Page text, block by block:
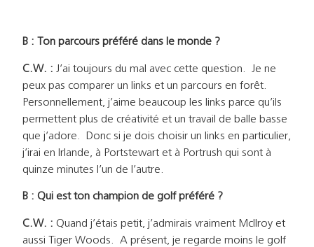
B : Ton parcours préféré dans le monde ?
C.W. : J’ai toujours du mal avec cette question. Je ne
peux pas comparer un links et un parcours en forêt.
Personnellement, j’aime beaucoup les links parce qu’ils
permettent plus de créativité et un travail de balle basse
que j’adore. Donc si je dois choisir un links en particulier,
j’irai en Irlande, à Portstewart et à Portrush qui sont à
quinze minutes l’un de l’autre.
B : Qui est ton champion de golf préféré ?
C.W. : Quand j’étais petit, j’admirais vraiment McIlroy et
aussi Tiger Woods. A présent, je regarde moins le golf